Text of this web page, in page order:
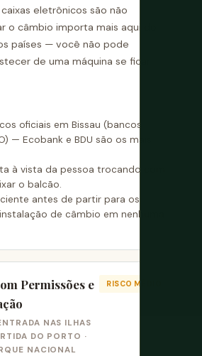
eletrônicos são não
o câmbio importa mais aqui do
países — você não pode
de uma máquina se ficar
oficiais em Bissau (bancos
— Ecobank e BDU são os mais
à vista da pessoa trocando com
o balcão.
antes de partir para os
de câmbio em nenhuma
Permissões e
NAS ILHAS
DO PORTO ·
NACIONAL
RISCO MÉDIO